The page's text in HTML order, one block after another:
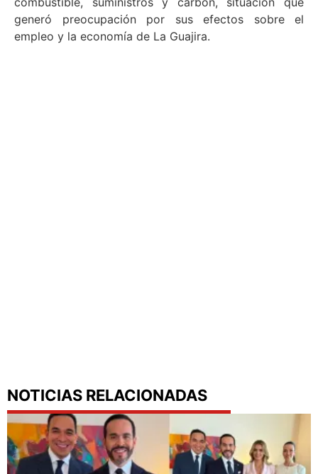
generó preocupación por sus efectos sobre el
empleo y la economía de La Guajira.
NOTICIAS RELACIONADAS